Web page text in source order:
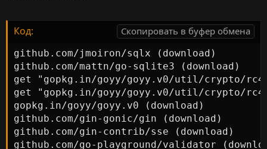
Код: Скопировать в буфер обмена
github.com/jmoiron/sqlx (download)
github.com/mattn/go-sqlite3 (download)
get "gopkg.in/goyy/goyy.v0/util/crypto/
get "gopkg.in/goyy/goyy.v0/util/crypto/
gopkg.in/goyy/goyy.v0 (download)
github.com/gin-gonic/gin (download)
github.com/gin-contrib/sse (download)
github.com/go-playground/validator